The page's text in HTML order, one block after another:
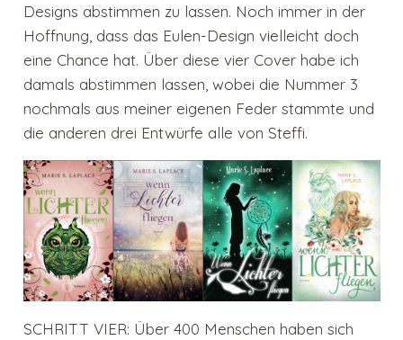
Designs abstimmen zu lassen. Noch immer in der
Hoffnung, dass das Eulen-Design vielleicht doch
eine Chance hat. Über diese vier Cover habe ich
damals abstimmen lassen, wobei die Nummer 3
nochmals aus meiner eigenen Feder stammte und
die anderen drei Entwürfe alle von Steffi.
SCHRITT VIER: Über 400 Menschen haben sich